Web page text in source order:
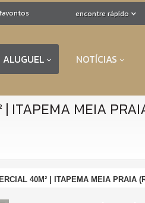
encontre rápido
ALUGUEL NOTÍCIAS
ITAPEMA MEIA
40M² | ITAPEMA MEIA PRAIA